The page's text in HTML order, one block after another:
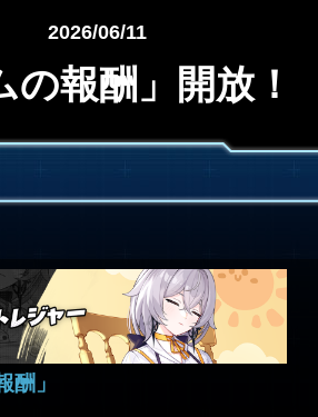
2026/06/11
の報酬」開放！
酬」